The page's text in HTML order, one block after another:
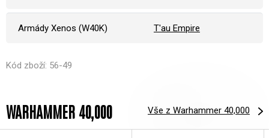
Armády Xenos (W40K) T'au Empire
Kód zboží: 56-49
WARHAMMER 40,000 Vše z Warhammer 40,000